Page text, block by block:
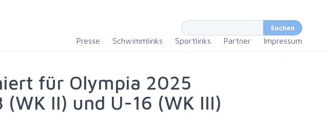
Presse Schwimmlinks Sportlinks Partner Impressum
für Olympia 2025
(WK II) und U-16 (WK III)